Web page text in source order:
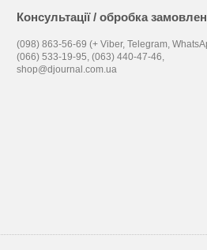
Консультації / обробка
(098) 863-56-69 (+ Viber, Telegram,
(066) 533-19-95, (063) 440-47-46,
shop@djournal.com.ua